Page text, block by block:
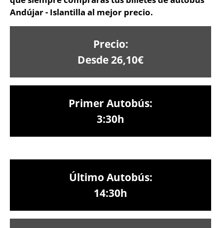
Andújar - Islantilla al mejor precio.
Precio:
Desde 26,10€
Primer Autobús:
3:30h
Último Autobús:
14:30h